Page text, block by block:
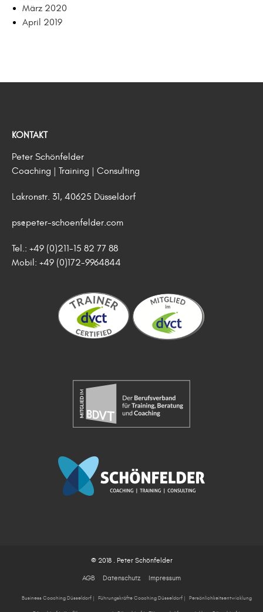
März 2020
April 2019
KONTAKT
Peter Schönfelder
Coaching | Training | Consulting
Lakronstr. 31, 40625 Düsseldorf
ps@peter-schoenfelder.com
Tel.: +49 (0)211-15 82 77 88
Mobil: +49 (0)172-9964844
© 2018 . Peter Schönfelder
AGB Datenschutz Impressum
Business Coaching Düsseldorf | Führungskräfte Coaching Düsseldorf | Persönlichkeitsentwicklung